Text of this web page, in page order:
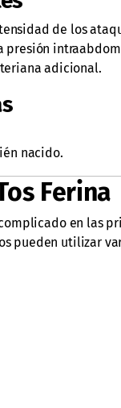
de los
presión
adicional.
nacido.
Ferina
en las
pueden utilizar